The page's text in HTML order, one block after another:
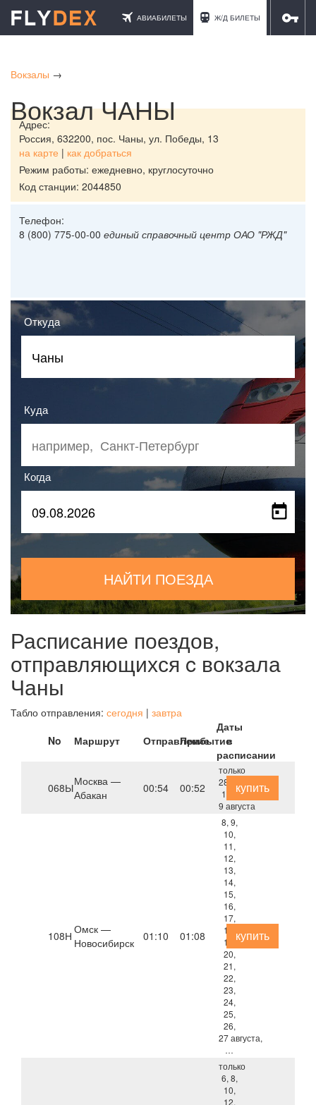
АВИАБИЛЕТЫ Ж/Д БИЛЕТЫ ОТЕЛИ
Вокзалы →
Вокзал ЧАНЫ
Адрес:
Россия, 632200, пос. Чаны, ул. Победы, 13
на карте | как добраться
Режим работы: ежедневно, круглосуточно
Код станции: 2044850
Телефон:
8 (800) 775-00-00 единый справочный центр ОАО "РЖД"
Откуда
Куда
Когда
НАЙТИ ПОЕЗДА
Расписание поездов,
отправляющихся c вокзала
Чаны
Табло отправления: сегодня | завтра
No
Маршрут Отправление
Прибытие
Даты
в
расписании
068ЫМосква —
Абакан
00:54 00:52
только
28 июля,
1, 3,
9 августа
купить
108Н Омск —
Новосибирск
01:10 01:08
8, 9,
10,
11,
12,
13,
14,
15,
16,
17,
18,
19,
20,
21,
22,
23,
24,
25,
26,
27 августа,
…
купить
только
6, 8,
10,
12,